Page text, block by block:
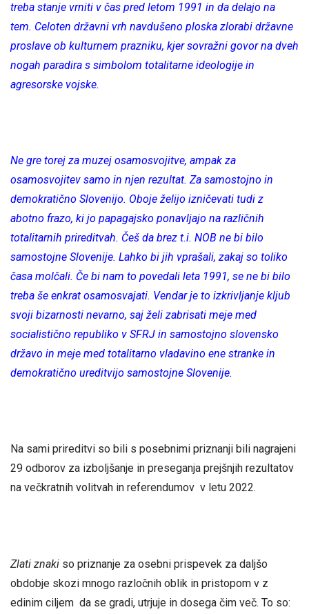
treba stanje vrniti v čas pred letom 1991 in da delajo na
tem. Celoten državni vrh navdušeno ploska zlorabi državne
proslave ob kulturnem prazniku, kjer sovražni govor na dveh
nogah paradira s simbolom totalitarne ideologije in
agresorske vojske.
Ne gre torej za muzej osamosvojitve, ampak za
osamosvojitev samo in njen rezultat. Za samostojno in
demokratično Slovenijo. Oboje želijo izničevati tudi z
abotno frazo, ki jo papagajsko ponavljajo na različnih
totalitarnih prireditvah. Češ da brez t.i. NOB ne bi bilo
samostojne Slovenije. Lahko bi jih vprašali, zakaj so toliko
časa molčali. Če bi nam to povedali leta 1991, se ne bi bilo
treba še enkrat osamosvajati. Vendar je to izkrivljanje kljub
svoji bizarnosti nevarno, saj želi zabrisati meje med
socialistično republiko v SFRJ in samostojno slovensko
državo in meje med totalitarno vladavino ene stranke in
demokratično ureditvijo samostojne Slovenije.
Na sami prireditvi so bili s posebnimi priznanji bili nagrajeni
29 odborov za izboljšanje in preseganja prejšnjih rezultatov
na večkratnih volitvah in referendumov v letu 2022.
Zlati znaki so priznanje za osebni prispevek za daljšo
obdobje skozi mnogo razločnih oblik in pristopom v z
edinim ciljem da se gradi, utrjuje in dosega čim več. To so: